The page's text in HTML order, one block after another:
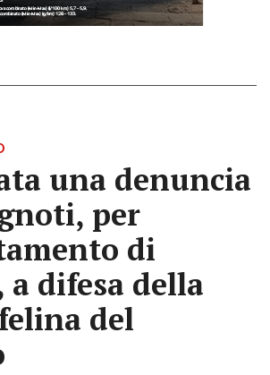
una denuncia
per
di
difesa della
del